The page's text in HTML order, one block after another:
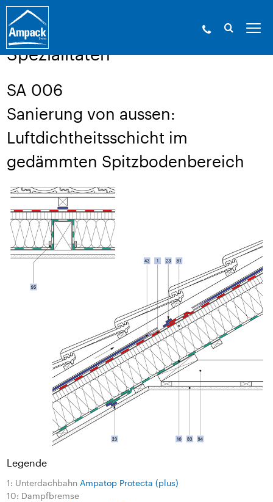
Ampack - Die Experten der Gebäudehülle. Seit
1946.»Service
Spezialitäten
SA 006
Sanierung von aussen:
Luftdichtheitsschicht im
gedämmten Spitzbodenbereich
Legende
1: Unterdachbahn Ampatop Protecta (plus)
10: Dampfbremse